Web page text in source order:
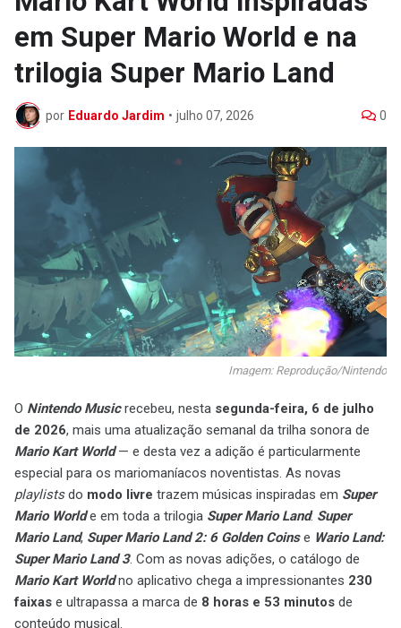
em Super Mario World e na
trilogia Super Mario Land
por Eduardo Jardim • julho 07, 2026 0
Imagem: Reprodução/Nintendo
O Nintendo Musicrecebeu, nesta segunda-feira, 6 de julho
de 2026, mais uma atualização semanal da trilha sonora de
Mario Kart World— e desta vez a adição é particularmente
especial para os mariomaníacos noventistas. As novas
playlistsdo modo livre trazem músicas inspiradas em Super
Mario Worlde em toda a trilogia Super Mario Land: Super
Mario Land, Super Mario Land 2: 6 Golden Coinse Wario Land:
Super Mario Land 3. Com as novas adições, o catálogo de
Mario Kart Worldno aplicativo chega a impressionantes 230
faixas e ultrapassa a marca de 8 horas e 53 minutos de
conteúdo musical.